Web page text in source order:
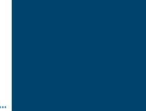
Onvo OV-007 Bağlantı Çatal Demiri